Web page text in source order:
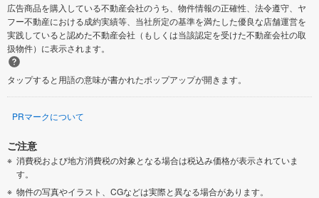
広告商品を購入している不動産会社のうち、物件情報の正確性、法令遵守、ヤ
フー不動産における成約実績等、当社所定の基準を満たした優良な店舗運営を
実践していると認めた不動産会社（もしくは当該認定を受けた不動産会社の取
扱物件）に表示されます。
タップすると用語の意味が書かれたポップアップが開きます。
PRマークについて
ご注意
消費税および地方消費税の対象となる場合は税込み価格が表示されていま
す。
物件の写真やイラスト、CGなどは実際と異なる場合があります。